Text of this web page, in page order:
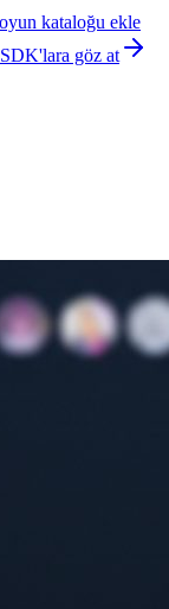
kataloğu ekle
göz at